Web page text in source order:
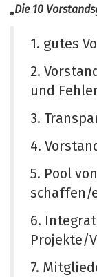
„Die 10
1. gutes
2.
und
3.
4.
5. Pool
schaffen/
6.
Projekte/
7.